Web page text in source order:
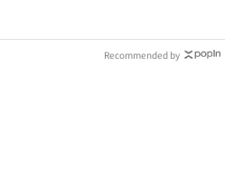
Recommended by